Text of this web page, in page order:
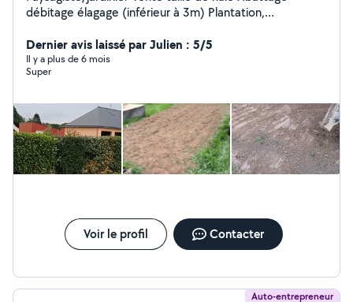
débitage élagage (inférieur à 3m) Plantation,
de déchets Petit terrassement, préparation et coulage
dalle béton, etc Montage de meubles Conduite de
petits engins de chantier (mini pelle jusqu'à 2.5T)
Dernier avis laissé par Julien : 5/5
Il y a plus de 6 mois
Super
Voir le profil Contacter
Auto-entrepreneur